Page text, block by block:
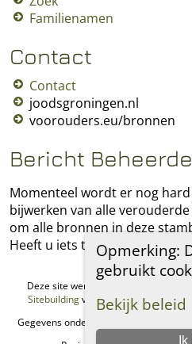
Opmerking:
gebruikt
Bekijk beleid
Familienamen
Contact
Contact
joodsgroningen.nl
voorouders.eu/bronnen
Bericht
Momenteel wordt er nog
bijwerken van alle
om alle bronnen in deze
Heeft u iets toe te voegen,
Deze site werd aangemaakt door
Sitebuildingv. 15.0.1, geschreven
Gegevens onderhouden door